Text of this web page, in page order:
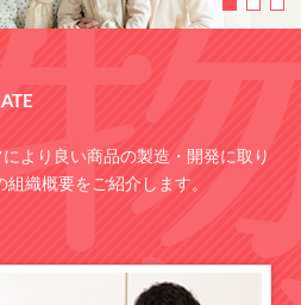
より良い商品の製造・開発に取り
織概要をご紹介します。